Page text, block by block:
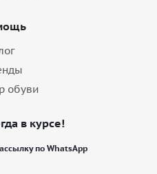
обуви
в курсе!
по WhatsApp